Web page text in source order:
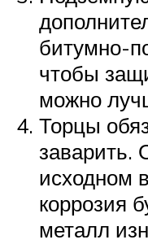
битумно-
чтобы
можно
Торцы
заварить.
исходном
коррозия
металл